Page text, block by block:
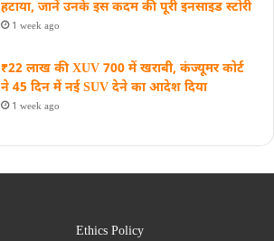
हटाया, जानें उनके इस कदम की पूरी इनसाइड स्‍टोरी
1 week ago
₹22 लाख की XUV 700 में खराबी, कंज्यूमर कोर्ट
ने 45 दिन में नई SUV देने का आदेश दिया
1 week ago
Ethics Policy